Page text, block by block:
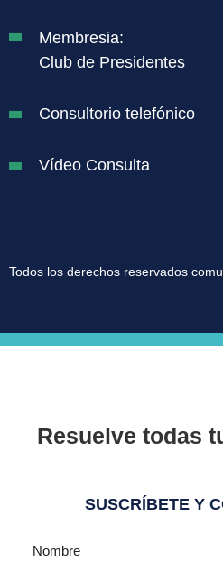
Membresia:
Club de Presidentes
Consultorio telefónico
Vídeo Consulta
Todos los derechos reservados
Resuelve todas
SUSCRÍBETE Y